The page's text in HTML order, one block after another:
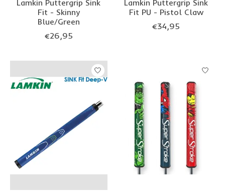
Lamkin Puttergrip Sink
Fit - Skinny
Blue/Green
€26,95
Lamkin Puttergrip Sink
Fit PU - Pistol Claw
€34,95